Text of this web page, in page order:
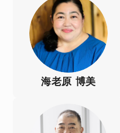
海老原 博美